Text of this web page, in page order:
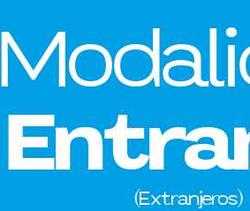
(Extranjeros)